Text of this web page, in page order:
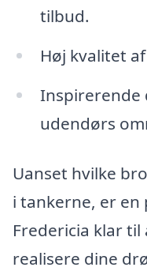
tilbud.
Høj kvalitet
Inspirerende
udendørs
Uanset hvilke
i tankerne, er
Fredericia klar
realisere dine